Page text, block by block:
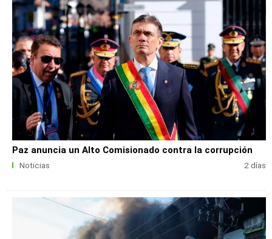
Paz anuncia un Alto Comisionado contra la corrupción
Noticias 2 días